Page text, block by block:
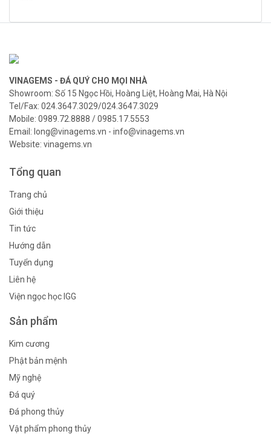
VINAGEMS - ĐÁ QUÝ CHO MỌI NHÀ
Showroom: Số 15 Ngọc Hồi, Hoàng Liệt, Hoàng Mai, Hà Nội
Tel/Fax: 024.3647.3029/024.3647.3029
Mobile: 0989.72.8888 / 0985.17.5553
Email: long@vinagems.vn - info@vinagems.vn
Website: vinagems.vn
Tổng quan
Trang chủ
Giới thiệu
Tin tức
Hướng dẫn
Tuyển dụng
Liên hệ
Viện ngọc học IGG
Sản phẩm
Kim cương
Phật bản mệnh
Mỹ nghệ
Đá quý
Đá phong thủy
Vật phẩm phong thủy